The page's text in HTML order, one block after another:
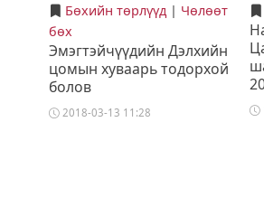
Бөхийн төрлүүд | Чөлөөт
бөх
Эмэгтэйчүүдийн Дэлхийн
цомын хуваарь тодорхой
болов
2018-03-13 11:28